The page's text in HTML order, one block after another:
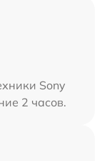
Sony
2 часов.